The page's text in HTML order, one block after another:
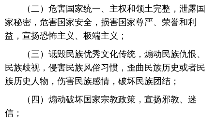
（二）危害国家统一、主权和领土完整，泄露国
家秘密，危害国家安全，损害国家尊严、荣誉和利
益，宣扬恐怖主义、极端主义；
（三）诋毁民族优秀文化传统，煽动民族仇恨、
民族歧视，侵害民族风俗习惯，歪曲民族历史或者民
族历史人物，伤害民族感情，破坏民族团结；
（四）煽动破坏国家宗教政策，宣扬邪教、迷
信；